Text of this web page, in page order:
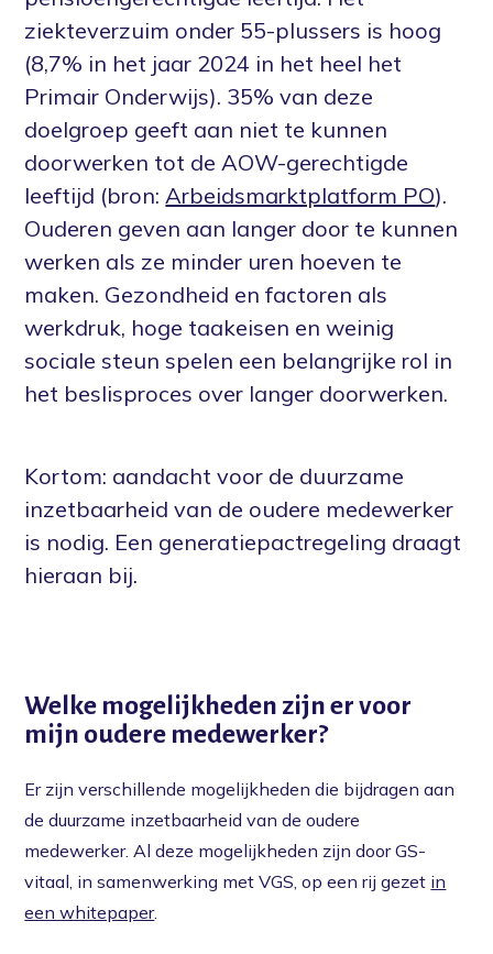
ziekteverzuim onder 55-plussers is hoog
(8,7% in het jaar 2024 in het heel het
Primair Onderwijs). 35% van deze
doelgroep geeft aan niet te kunnen
doorwerken tot de AOW-gerechtigde
leeftijd (bron:Arbeidsmarktplatform PO).
Ouderen geven aan langer door te kunnen
werken als ze minder uren hoeven te
maken. Gezondheid en factoren als
werkdruk, hoge taakeisen en weinig
sociale steun spelen een belangrijke rol in
het beslisproces over langer doorwerken.
Kortom: aandacht voor de duurzame
inzetbaarheid van de oudere medewerker
is nodig. Een generatiepactregeling draagt
hieraan bij.
Welke mogelijkheden zijn er voor
mijn oudere medewerker?
Er zijn verschillende mogelijkheden die bijdragen aan
de duurzame inzetbaarheid van de oudere
medewerker. Al deze mogelijkheden zijn door GS-
vitaal, in samenwerking met VGS, op een rij gezet in
een whitepaper.